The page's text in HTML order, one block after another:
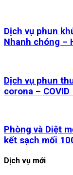
Dịch vụ phun
Nhanh chóng –
Dịch vụ phun
corona – COVID
Phòng và Diệt
kết sạch mối
Dịch vụ mới